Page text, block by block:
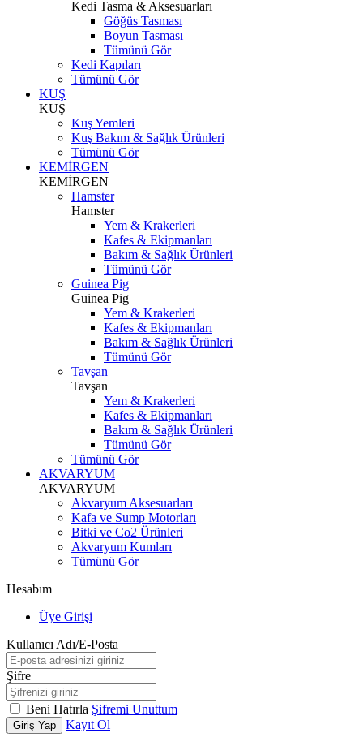
Kedi Tasma & Aksesuarları
Göğüs Tasması
Boyun Tasması
Tümünü Gör
Kedi Kapıları
Tümünü Gör
KUŞ
KUŞ
Kuş Yemleri
Kuş Bakım & Sağlık Ürünleri
Tümünü Gör
KEMİRGEN
KEMİRGEN
Hamster
Hamster
Yem & Krakerleri
Kafes & Ekipmanları
Bakım & Sağlık Ürünleri
Tümünü Gör
Guinea Pig
Guinea Pig
Yem & Krakerleri
Kafes & Ekipmanları
Bakım & Sağlık Ürünleri
Tümünü Gör
Tavşan
Tavşan
Yem & Krakerleri
Kafes & Ekipmanları
Bakım & Sağlık Ürünleri
Tümünü Gör
Tümünü Gör
AKVARYUM
AKVARYUM
Akvaryum Aksesuarları
Kafa ve Sump Motorları
Bitki ve Co2 Ürünleri
Akvaryum Kumları
Tümünü Gör
Hesabım
Üye Girişi
Kullanıcı Adı/E-Posta
Şifre
Beni Hatırla Şifremi Unuttum
Giriş Yap Kayıt Ol